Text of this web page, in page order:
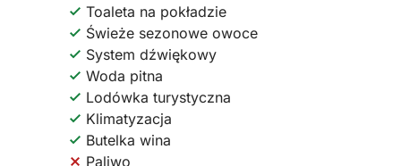
Toaleta na pokładzie
Świeże sezonowe owoce
System dźwiękowy
Woda pitna
Lodówka turystyczna
Klimatyzacja
Butelka wina
Paliwo